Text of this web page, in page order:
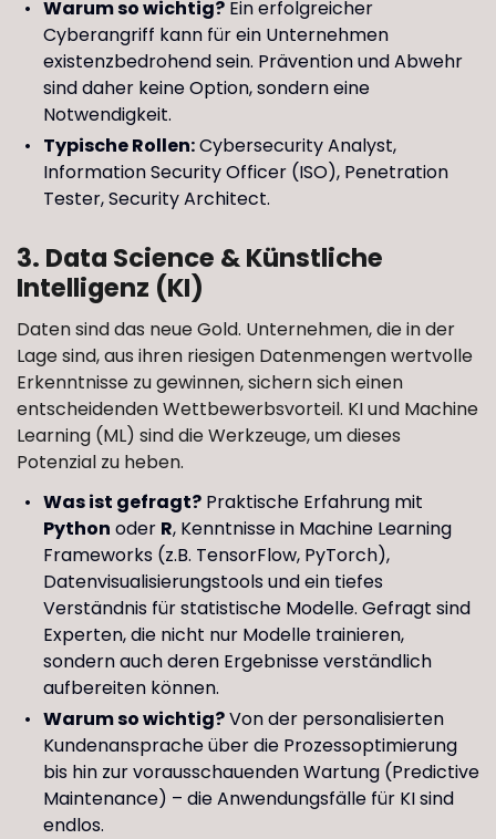
Warum so wichtig?Ein erfolgreicher
Cyberangriff kann für ein Unternehmen
existenzbedrohend sein. Prävention und Abwehr
sind daher keine Option, sondern eine
Notwendigkeit.
Typische Rollen:Cybersecurity Analyst,
Information Security Officer (ISO), Penetration
Tester, Security Architect.
3. Data Science & Künstliche
Intelligenz (KI)
Daten sind das neue Gold. Unternehmen, die in der
Lage sind, aus ihren riesigen Datenmengen wertvolle
Erkenntnisse zu gewinnen, sichern sich einen
entscheidenden Wettbewerbsvorteil. KI und Machine
Learning (ML) sind die Werkzeuge, um dieses
Potenzial zu heben.
Was ist gefragt?Praktische Erfahrung mit
Python oder R, Kenntnisse in Machine Learning
Frameworks (z.B. TensorFlow, PyTorch),
Datenvisualisierungstools und ein tiefes
Verständnis für statistische Modelle. Gefragt sind
Experten, die nicht nur Modelle trainieren,
sondern auch deren Ergebnisse verständlich
aufbereiten können.
Warum so wichtig?Von der personalisierten
Kundenansprache über die Prozessoptimierung
bis hin zur vorausschauenden Wartung (Predictive
Maintenance) – die Anwendungsfälle für KI sind
endlos.